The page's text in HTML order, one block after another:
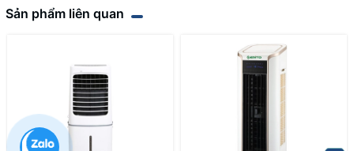
Sản phẩm liên quan